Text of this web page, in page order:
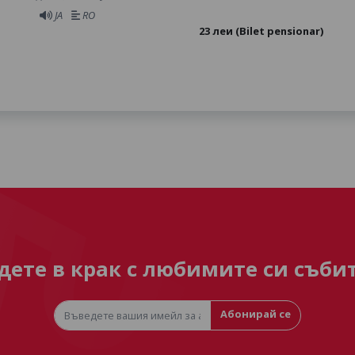
JA
RO
23 леи (Bilet pensionar)
в крак с любимите си
Абонирай се